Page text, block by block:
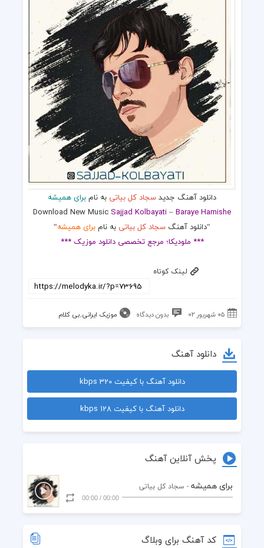
دانلود آهنگ جدیدسجاد کل بیاتی به نامبرای همیشه
Download New MusicSajjad Kolbayati–Baraye Hamishe
“دانلود آهنگ سجاد کل بیاتی به نامبرای همیشه“
*** ملودیکا؛ مرجع تخصصی دانلود موزیک ***
لینک کوتاه
۰۵ شهریور ۰۲ بدون دیدگاه موزیک ایرانی,بی کلام
دانلود آهنگ
دانلود آهنگ با کیفیت 320 kbps
دانلود آهنگ با کیفیت 128 kbps
پخش آنلاین آهنگ
برای همیشه - سجاد کل بیاتی
00:00
/
00:00
کد آهنگ برای وبلاگ